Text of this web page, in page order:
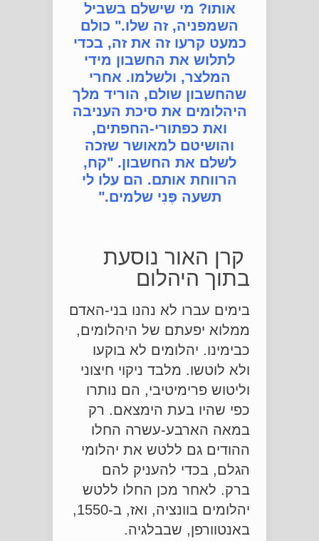
אותו? מי שישלם בשביל
השמפניה, זה שלו." כולם
כמעט קרעו זה את זה, בכדי
לתלוש את החשבון מידי
המלצר, ולשלמו. אחרי
שהחשבון שולם, הוריד מלך
היהלומים את סיכת העניבה
ואת כפתורי-החפתים,
והושיטם למאושר שזכה
לשלם את החשבון. "קח,
הרווחת אותם. הם עלו לי
תשעה פֶּנִי שלמים."
קרן האור נוסעת
בתוך היהלום
בימים עברו לא נהנו בני-האדם
ממלוא יפעתם של היהלומים,
כבימינו. יהלומים לא בוקעו
ולא לוטשו. מלבד ניקוי חיצוני
וליטוש פרימיטיבי, הם נותרו
כפי שהיו בעת הימצאם. רק
במאה הארבע-עשרה החלו
ההודים גם ללטש את יהלומי
הגלם, בכדי להעניק להם
ברק. לאחר מכן החלו ללטש
יהלומים בוונציה, ואז, ב-1550,
באנטוורפן, שבבלגיה.